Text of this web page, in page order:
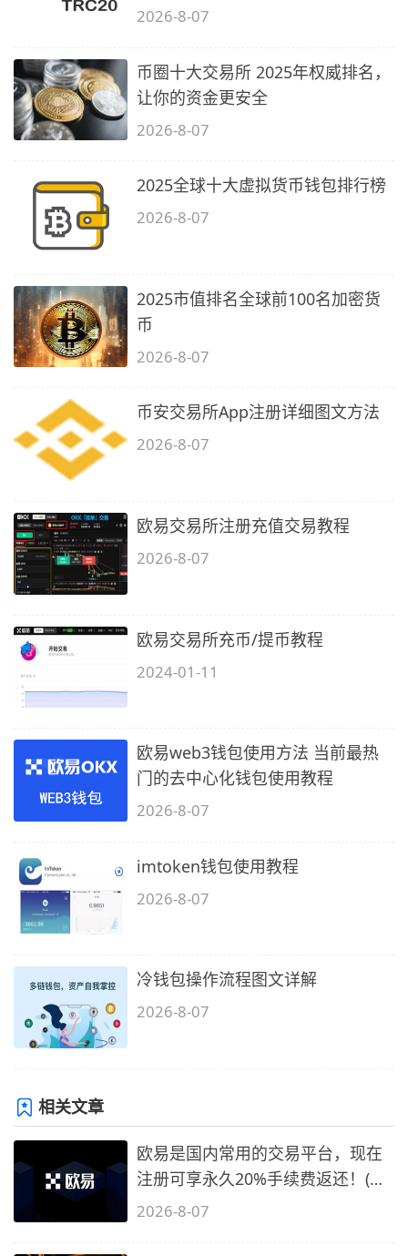
2026-8-07
币圈十大交易所 2025年权威排名，
让你的资金更安全
2026-8-07
2025全球十大虚拟货币钱包排行榜
2026-8-07
2025市值排名全球前100名加密货
币
2026-8-07
币安交易所App注册详细图文方法
2026-8-07
欧易交易所注册充值交易教程
2026-8-07
欧易交易所充币/提币教程
2024-01-11
欧易web3钱包使用方法 当前最热
门的去中心化钱包使用教程
2026-8-07
imtoken钱包使用教程
2026-8-07
冷钱包操作流程图文详解
2026-8-07
相关文章
欧易是国内常用的交易平台，现在
注册可享永久20%手续费返还！(必
备1)
2026-8-07